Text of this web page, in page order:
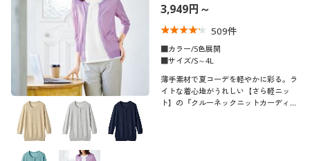
3,949円～
509件
■カラー/5色展開
■サイズ/S～4L
薄手素材で夏コーデを軽やかに彩る。ラ
イトな着心地がうれしい【さら軽ニッ
ト】の『クルーネックニットカーディガ